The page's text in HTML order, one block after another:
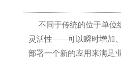
不同于传统的位于单位
灵活性——可以瞬时增加
部署一个新的应用来满足